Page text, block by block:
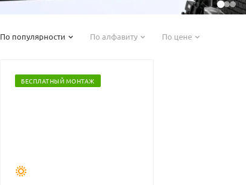
По популярности По алфавиту По цене
БЕСПЛАТНЫЙ МОНТАЖ